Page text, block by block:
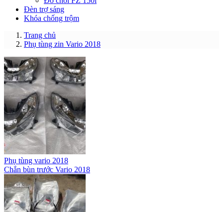
Đèn trợ sáng
Khóa chống trộm
Trang chủ
Phụ tùng zin Vario 2018
Phụ tùng vario 2018
Chắn bùn trước Vario 2018